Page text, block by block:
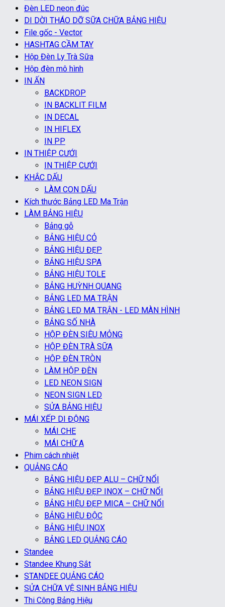
Đèn LED neon đúc
DI DỜI THÁO DỠ SỮA CHỮA BẢNG HIỆU
File gốc - Vector
HASHTAG CẦM TAY
Hộp Đèn Ly Trà Sữa
Hộp đèn mô hình
IN ẤN
BACKDROP
IN BACKLIT FILM
IN DECAL
IN HIFLEX
IN PP
IN THIỆP CƯỚI
IN THIỆP CƯỚI
KHẮC DẤU
LÀM CON DẤU
Kích thước Bảng LED Ma Trận
LÀM BẢNG HIỆU
Bảng gỗ
BẢNG HIỆU CỎ
BẢNG HIỆU ĐẸP
BẢNG HIỆU SPA
BẢNG HIỆU TOLE
BẢNG HUỲNH QUANG
BẢNG LED MA TRẬN
BẢNG LED MA TRẬN - LED MÀN HÌNH
BẢNG SỐ NHÀ
HỘP ĐÈN SIÊU MỎNG
HỘP ĐÈN TRÀ SỮA
HỘP ĐÈN TRÒN
LÀM HỘP ĐÈN
LED NEON SIGN
NEON SIGN LED
SỬA BẢNG HIỆU
MÁI XẾP DI ĐỘNG
MÁI CHE
MÁI CHỮ A
Phim cách nhiệt
QUẢNG CÁO
BẢNG HIỆU ĐẸP ALU – CHỮ NỔI
BẢNG HIỆU ĐẸP INOX – CHỮ NỔI
BẢNG HIỆU ĐẸP MICA – CHỮ NỔI
BẢNG HIỆU ĐỘC
BẢNG HIỆU INOX
BẢNG LED QUẢNG CÁO
Standee
Standee Khung Sắt
STANDEE QUẢNG CÁO
SỬA CHỮA VỆ SINH BẢNG HIỆU
Thi Công Bảng Hiệu